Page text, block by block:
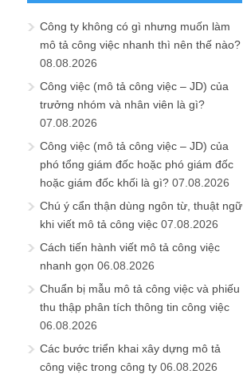
Công ty không có gì nhưng muốn làm
mô tả công việc nhanh thì nên thế nào?
08.08.2026
Công việc (mô tả công việc – JD) của
trưởng nhóm và nhân viên là gì?
07.08.2026
Công việc (mô tả công việc – JD) của
phó tổng giám đốc hoặc phó giám đốc
hoặc giám đốc khối là gì? 07.08.2026
Chú ý cẩn thận dùng ngôn từ, thuật ngữ
khi viết mô tả công việc 07.08.2026
Cách tiến hành viết mô tả công việc
nhanh gọn 06.08.2026
Chuẩn bị mẫu mô tả công việc và phiếu
thu thập phân tích thông tin công việc
06.08.2026
Các bước triển khai xây dựng mô tả
công việc trong công ty 06.08.2026